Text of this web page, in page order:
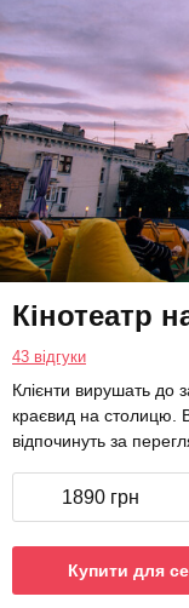
Кінотеатр
43 відгуки
Клієнти вирушать до
краєвид на столицю.
відпочинуть за
1890 грн
Купити для